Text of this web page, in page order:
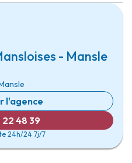
- Mansle
l'agence
22 48 39
24h/24 7j/7